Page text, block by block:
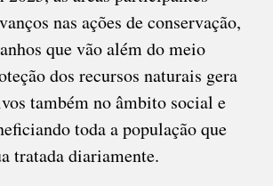
nas ações de conservação,
que vão além do meio
dos recursos naturais gera
também no âmbito social e
toda a população que
tratada diariamente.